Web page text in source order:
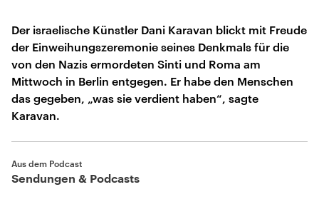
Der israelische Künstler Dani Karavan blickt mit Freude
der Einweihungszeremonie seines Denkmals für die
von den Nazis ermordeten Sinti und Roma am
Mittwoch in Berlin entgegen. Er habe den Menschen
das gegeben, „was sie verdient haben“, sagte
Karavan.
Aus dem Podcast
Sendungen & Podcasts